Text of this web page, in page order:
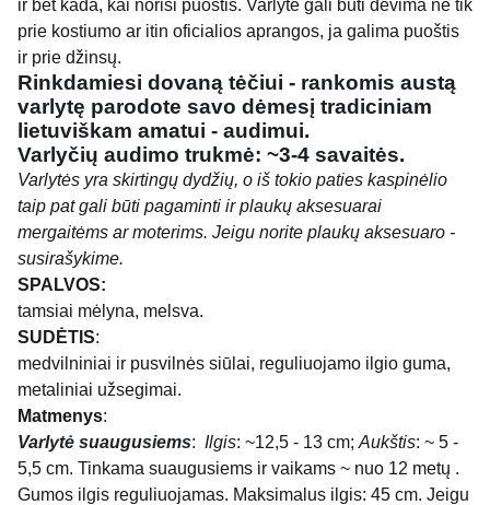
ir bet kada, kai norisi puoštis. Varlytė gali būti dėvima ne tik
prie kostiumo ar itin oficialios aprangos, ja galima puoštis
ir prie džinsų.
Rinkdamiesi dovaną tėčiui - rankomis austą
varlytę parodote savo dėmesį tradiciniam
lietuviškam amatui - audimui.
Varlyčių audimo trukmė: ~3-4 savaitės.
Varlytės yra skirtingų dydžių, o iš tokio paties kaspinėlio
taip pat gali būti pagaminti ir plaukų aksesuarai
mergaitėms ar moterims. Jeigu norite plaukų aksesuaro -
susirašykime.
SPALVOS:
tamsiai mėlyna, melsva.
SUDĖTIS:
medvilniniai ir pusvilnės siūlai, reguliuojamo ilgio guma,
metaliniai užsegimai.
Matmenys:
Varlytė suaugusiems: Ilgis: ~12,5 - 13 cm; Aukštis: ~ 5 -
5,5 cm. Tinkama suaugusiems ir vaikams ~ nuo 12 metų .
Gumos ilgis reguliuojamas. Maksimalus ilgis: 45 cm. Jeigu